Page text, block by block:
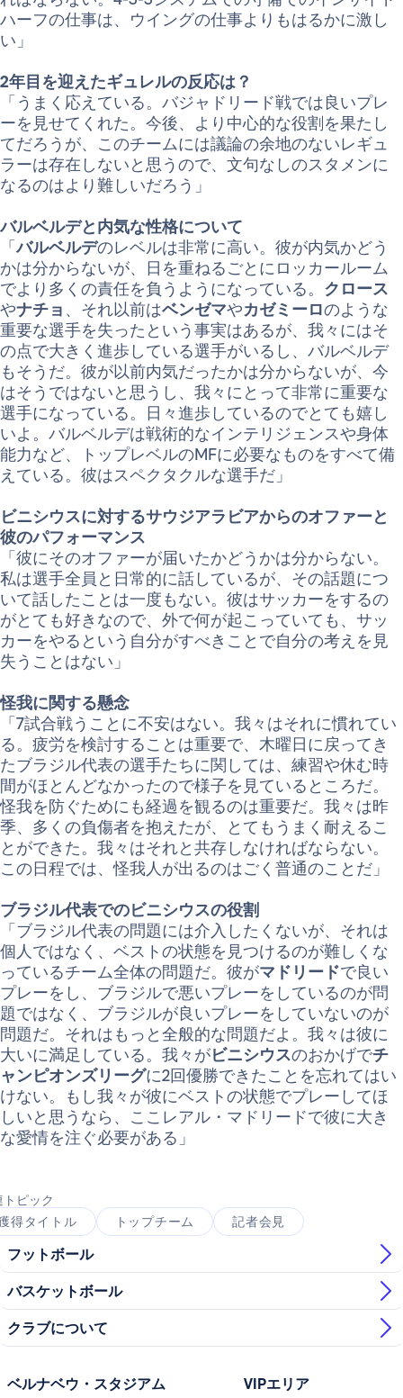
ハーフの仕事は、ウイングの仕事よりもはるかに激し
い」
2年目を迎えたギュレルの反応は？
「うまく応えている。バジャドリード戦では良いプレ
ーを見せてくれた。今後、より中心的な役割を果たし
てだろうが、このチームには議論の余地のないレギュ
ラーは存在しないと思うので、文句なしのスタメンに
なるのはより難しいだろう」
バルベルデと内気な性格について
「バルベルデのレベルは非常に高い。彼が内気かどう
かは分からないが、日を重ねるごとにロッカールーム
でより多くの責任を負うようになっている。 クロース
やナチョ 、それ以前はベンゼマやカゼミーロのような
重要な選手を失ったという事実はあるが、我々にはそ
の点で大きく進歩している選手がいるし、バルベルデ
もそうだ。彼が以前内気だったかは分からないが、今
はそうではないと思うし、我々にとって非常に重要な
選手になっている。日々進歩しているのでとても嬉し
いよ。バルベルデは戦術的なインテリジェンスや身体
能力など、トップレベルのMFに必要なものをすべて備
えている。彼はスペクタクルな選手だ」
ビニシウスに対するサウジアラビアからのオファーと
彼のパフォーマンス
「彼にそのオファーが届いたかどうかは分からない。
私は選手全員と日常的に話しているが、その話題につ
いて話したことは一度もない。彼はサッカーをするの
がとても好きなので、外で何が起こっていても、サッ
カーをやるという自分がすべきことで自分の考えを見
失うことはない」
怪我に関する懸念
「7試合戦うことに不安はない。我々はそれに慣れてい
る。疲労を検討することは重要で、木曜日に戻ってき
たブラジル代表の選手たちに関しては、練習や休む時
間がほとんどなかったので様子を見ているところだ。
怪我を防ぐためにも経過を観るのは重要だ。我々は昨
季、多くの負傷者を抱えたが、とてもうまく耐えるこ
とができた。我々はそれと共存しなければならない。
この日程では、怪我人が出るのはごく普通のことだ」
ブラジル代表でのビニシウスの役割
「ブラジル代表の問題には介入したくないが、それは
個人ではなく、ベストの状態を見つけるのが難しくな
っているチーム全体の問題だ。彼がマドリードで良い
プレーをし、ブラジルで悪いプレーをしているのが問
題ではなく、ブラジルが良いプレーをしていないのが
問題だ。それはもっと全般的な問題だよ。我々は彼に
大いに満足している。我々がビニシウスのおかげでチ
ャンピオンズリーグに2回優勝できたことを忘れてはい
けない。もし我々が彼にベストの状態でプレーしてほ
しいと思うなら、ここレアル・マドリードで彼に大き
な愛情を注ぐ必要がある」
トピック
得タイトル
トップチーム 記者会見
フットボール
バスケットボール
クラブについて
ベルナベウ・スタジアム VIPエリア